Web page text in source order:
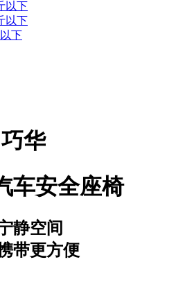
以下
以下
下
华
车安全座椅
静空间
带更方便